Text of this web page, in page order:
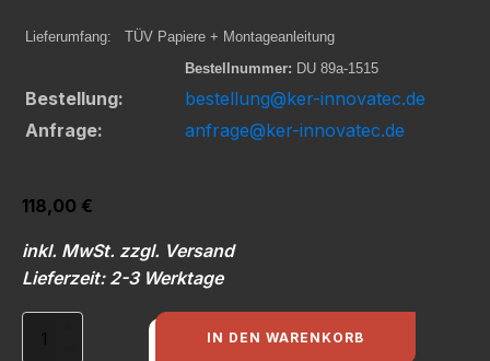
Lieferumfang: TÜV Papiere + Montageanleitung
Bestellnummer: DU 89a-1515
Bestellung:
bestellung@ker-innovatec.de
Anfrage:
anfrage@ker-innovatec.de
118,00 €
inkl. MwSt. zzgl. Versand
Lieferzeit: 2-3 Werktage
IN DEN WARENKORB